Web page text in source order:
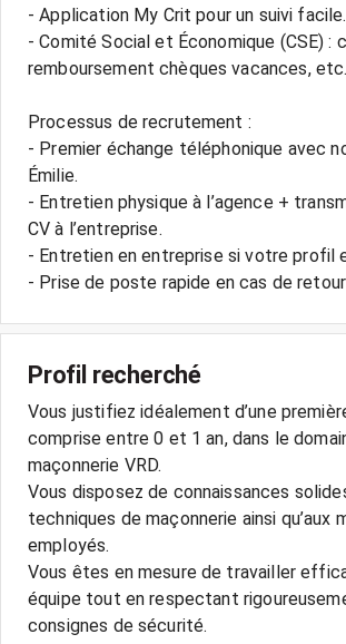
- Application My Crit pour un suivi facile.
- Comité Social et Économique (CSE) :
remboursement chèques vacances, etc.
Processus de recrutement :
- Premier échange téléphonique avec
Émilie.
- Entretien physique à l’agence +
CV à l’entreprise.
- Entretien en entreprise si votre profil
Profil recherché
Vous justifiez idéalement d’une
comprise entre 0 et 1 an, dans le
maçonnerie VRD.
Vous disposez de connaissances
techniques de maçonnerie ainsi qu’aux
employés.
Vous êtes en mesure de travailler
équipe tout en respectant
consignes de sécurité.